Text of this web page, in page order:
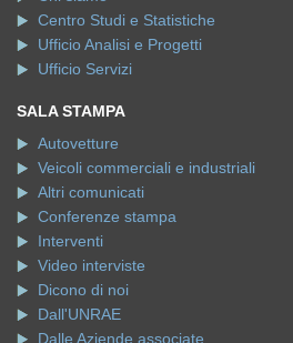
Centro Studi e Statistiche
Ufficio Analisi e Progetti
Ufficio Servizi
SALA STAMPA
Autovetture
Veicoli commerciali e industriali
Altri comunicati
Conferenze stampa
Interventi
Video interviste
Dicono di noi
Dall'UNRAE
Dalle Aziende associate